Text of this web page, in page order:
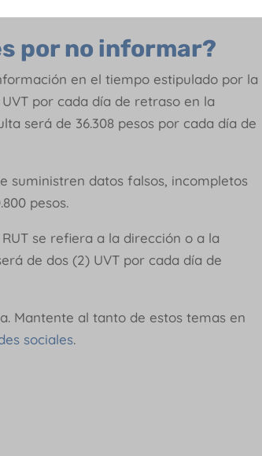
por no informar?
en el tiempo estipulado por la
por cada día de retraso en la
será de 36.308 pesos por cada día de
suministren datos falsos, incompletos
pesos.
se refiera a la dirección o a la
de dos (2) UVT por cada día de
Mantente al tanto de estos temas en
sociales.